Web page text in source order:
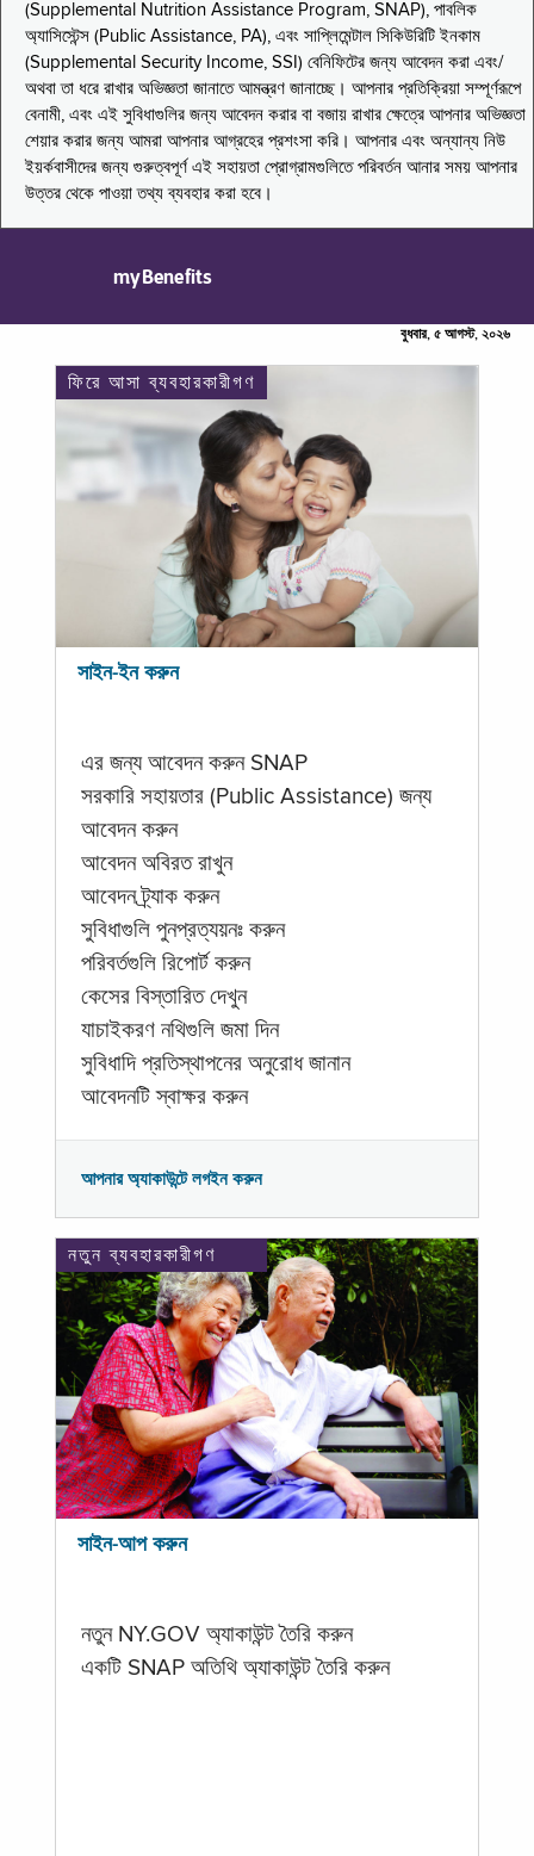
(Supplemental Nutrition Assistance Program, SNAP), পাবলিক
অ্যাসিস্টেন্স (Public Assistance, PA), এবং সাপ্লিমেন্টাল সিকিউরিটি ইনকাম
(Supplemental Security Income, SSI) বেনিফিটের জন্য আবেদন করা এবং/
অথবা তা ধরে রাখার অভিজ্ঞতা জানাতে আমন্ত্রণ জানাচ্ছে। আপনার প্রতিক্রিয়া সম্পূর্ণরূপে
বেনামী, এবং এই সুবিধাগুলির জন্য আবেদন করার বা বজায় রাখার ক্ষেত্রে আপনার অভিজ্ঞতা
শেয়ার করার জন্য আমরা আপনার আগ্রহের প্রশংসা করি। আপনার এবং অন্যান্য নিউ
ইয়র্কবাসীদের জন্য গুরুত্বপূর্ণ এই সহায়তা প্রোগ্রামগুলিতে পরিবর্তন আনার সময় আপনার
উত্তর থেকে পাওয়া তথ্য ব্যবহার করা হবে।
myBenefits
বুধবার, ৫ আগস্ট, ২০২৬
ফিরে আসা ব্যবহারকারীগণ
সাইন-ইন করুন
এর জন্য আবেদন করুন SNAP
সরকারি সহায়তার (Public Assistance) জন্য
আবেদন করুন
আবেদন অবিরত রাখুন
আবেদন ট্র্যাক করুন
সুবিধাগুলি পুনপ্রত্যয়নঃ করুন
পরিবর্তগুলি রিপোর্ট করুন
কেসের বিস্তারিত দেখুন
যাচাইকরণ নথিগুলি জমা দিন
সুবিধাদি প্রতিস্থাপনের অনুরোধ জানান
আবেদনটি স্বাক্ষর করুন
আপনার অ্যাকাউন্টে লগইন করুন
নতুন ব্যবহারকারীগণ
সাইন-আপ করুন
নতুন NY.GOV অ্যাকাউন্ট তৈরি করুন
একটি SNAP অতিথি অ্যাকাউন্ট তৈরি করুন